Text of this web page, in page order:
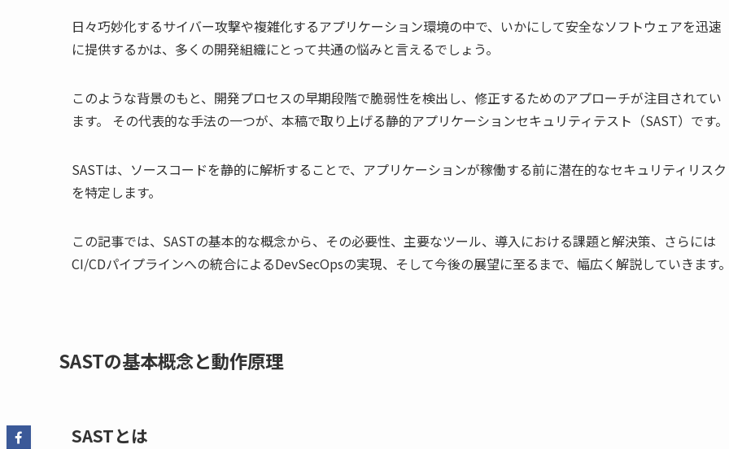
日々巧妙化するサイバー攻撃や複雑化するアプリケーション環境の中で、いかにして安全なソフトウェアを迅速
に提供するかは、多くの開発組織にとって共通の悩みと言えるでしょう。
このような背景のもと、開発プロセスの早期段階で脆弱性を検出し、修正するためのアプローチが注目されてい
ます。 その代表的な手法の一つが、本稿で取り上げる静的アプリケーションセキュリティテスト（SAST）です。
SASTは、ソースコードを静的に解析することで、アプリケーションが稼働する前に潜在的なセキュリティリスク
を特定します。
この記事では、SASTの基本的な概念から、その必要性、主要なツール、導入における課題と解決策、さらには
CI/CDパイプラインへの統合によるDevSecOpsの実現、そして今後の展望に至るまで、幅広く解説していきます
SASTの基本概念と動作原理
SASTとは